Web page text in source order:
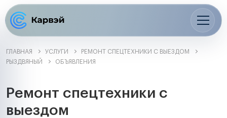
ГЛАВНАЯ УСЛУГИ
РЕМОНТ СПЕЦТЕХНИКИ С ВЫЕЗДОМ
РЫЗДВЯНЫЙ
ОБЪЯВЛЕНИЯ
Ремонт спецтехники с
выездом